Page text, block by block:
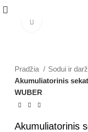
Pradžia Sodui ir
Akumuliatorinis
WUBER
Akumuliatorinis